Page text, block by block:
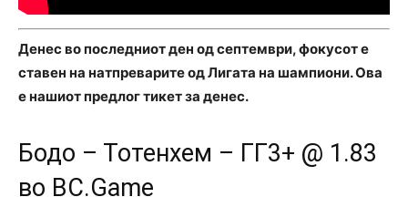
Денес во последниот ден од септември, фокусот е
ставен на натпреварите од Лигата на шампиони. Ова
е нашиот предлог тикет за денес.
Бодо – Тотенхем – ГГ3+ @ 1.83
во BC.Game